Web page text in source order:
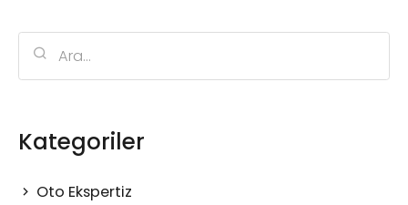
Kategoriler
Oto Ekspertiz